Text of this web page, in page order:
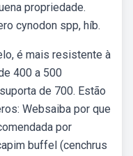
propriedade.
cynodon spp, híb.
é mais resistente à
400 a 500
de 700. Estão
Websaiba por que
por
buffel (cenchrus